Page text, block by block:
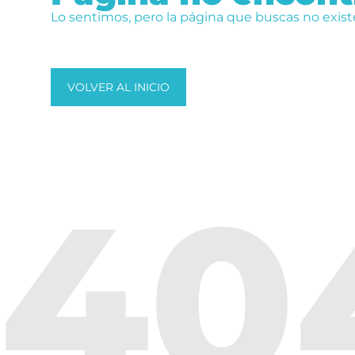
Lo sentimos, pero la página que buscas no
VOLVER AL INICIO